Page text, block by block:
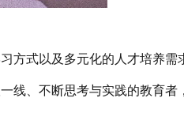
方式以及多元化的人才培养需
线、不断思考与实践的教育者